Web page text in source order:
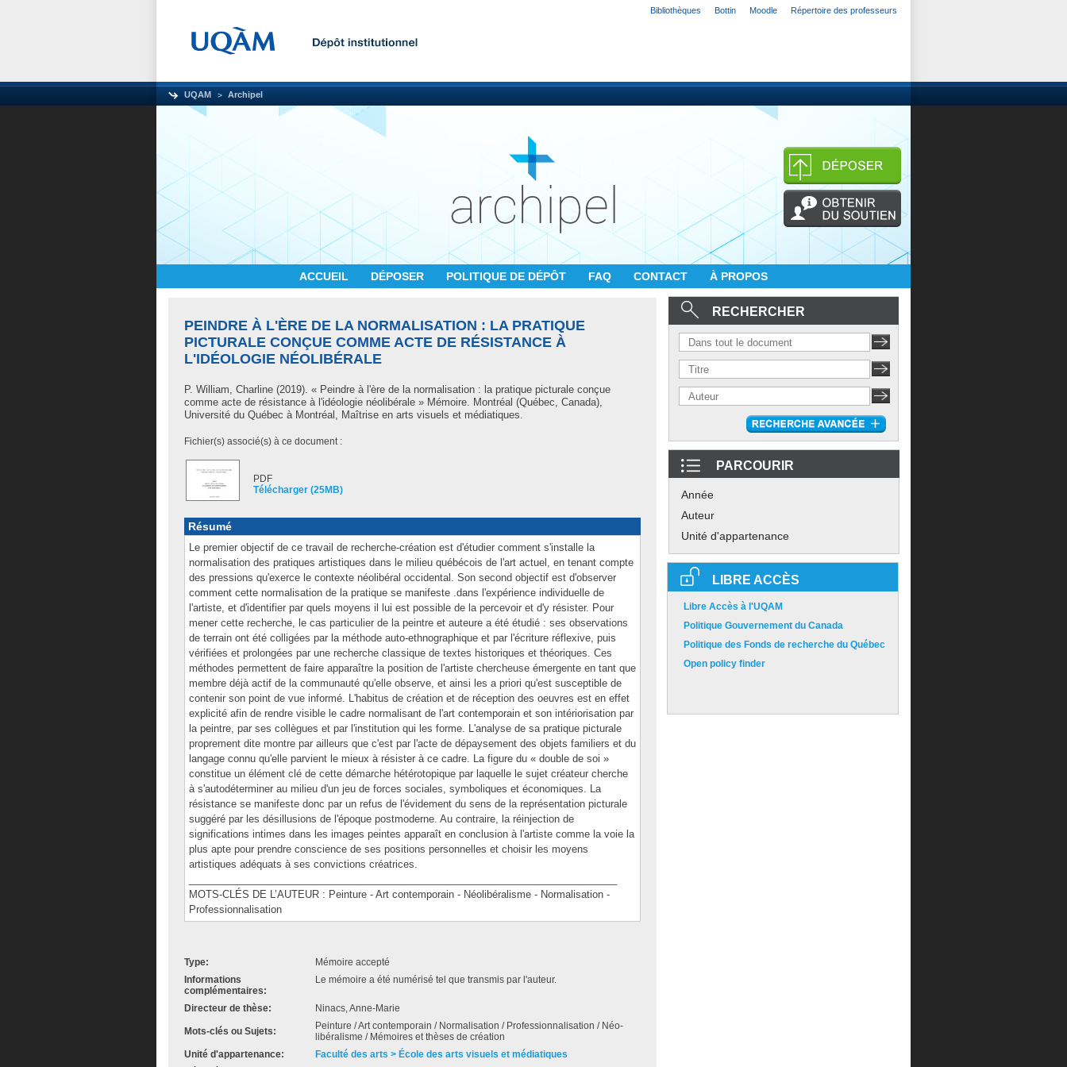
Bibliothèques Bottin Moodle Répertoire des professeurs
UQAM Archipel
ACCUEIL DÉPOSER POLITIQUE DE DÉPÔT FAQ CONTACT À PROPOS
PEINDRE À L'ÈRE DE LA NORMALISATION : LA PRATIQUE
PICTURALE CONÇUE COMME ACTE DE RÉSISTANCE À
L'IDÉOLOGIE NÉOLIBÉRALE
P. William, Charline (2019). « Peindre à l'ère de la normalisation : la pratique picturale conçue
comme acte de résistance à l'idéologie néolibérale » Mémoire. Montréal (Québec, Canada),
Université du Québec à Montréal, Maîtrise en arts visuels et médiatiques.
Fichier(s) associé(s) à ce document :
PDF
Télécharger (25MB)
Résumé
Le premier objectif de ce travail de recherche-création est d'étudier comment s'installe la
normalisation des pratiques artistiques dans le milieu québécois de l'art actuel, en tenant compte
des pressions qu'exerce le contexte néolibéral occidental. Son second objectif est d'observer
comment cette normalisation de la pratique se manifeste .dans l'expérience individuelle de
l'artiste, et d'identifier par quels moyens il lui est possible de la percevoir et d'y résister. Pour
mener cette recherche, le cas particulier de la peintre et auteure a été étudié : ses observations
de terrain ont été colligées par la méthode auto-ethnographique et par l'écriture réflexive, puis
vérifiées et prolongées par une recherche classique de textes historiques et théoriques. Ces
méthodes permettent de faire apparaître la position de l'artiste chercheuse émergente en tant que
membre déjà actif de la communauté qu'elle observe, et ainsi les a priori qu'est susceptible de
contenir son point de vue informé. L'habitus de création et de réception des oeuvres est en effet
explicité afin de rendre visible le cadre normalisant de l'art contemporain et son intériorisation par
la peintre, par ses collègues et par l'institution qui les forme. L'analyse de sa pratique picturale
proprement dite montre par ailleurs que c'est par l'acte de dépaysement des objets familiers et du
langage connu qu'elle parvient le mieux à résister à ce cadre. La figure du « double de soi »
constitue un élément clé de cette démarche hétérotopique par laquelle le sujet créateur cherche
à s'autodéterminer au milieu d'un jeu de forces sociales, symboliques et économiques. La
résistance se manifeste donc par un refus de l'évidement du sens de la représentation picturale
suggéré par les désillusions de l'époque postmoderne. Au contraire, la réinjection de
significations intimes dans les images peintes apparaît en conclusion à l'artiste comme la voie la
plus apte pour prendre conscience de ses positions personnelles et choisir les moyens
artistiques adéquats à ses convictions créatrices.
MOTS-CLÉS DE L’AUTEUR : Peinture - Art contemporain - Néolibéralisme - Normalisation -
Professionnalisation
Type:
Mémoire accepté
Informations
complémentaires:
Le mémoire a été numérisé tel que transmis par l'auteur.
Directeur de thèse: Ninacs, Anne-Marie
Mots-clés ou Sujets:
Peinture / Art contemporain / Normalisation / Professionnalisation / Néo-
libéralisme / Mémoires et thèses de création
Unité d'appartenance:
Faculté des arts > École des arts visuels et médiatiques
RECHERCHER
PARCOURIR
Année
Auteur
Unité d'appartenance
LIBRE ACCÈS
Libre Accès à l'UQAM
Politique Gouvernement du Canada
Politique des Fonds de recherche du Québec
Open policy finder